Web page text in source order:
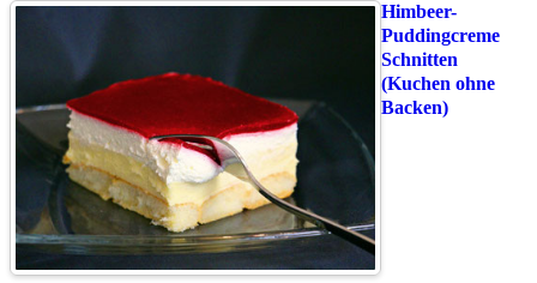
Himbeer-
Puddingcreme
Schnitten
(Kuchen ohne
Backen)